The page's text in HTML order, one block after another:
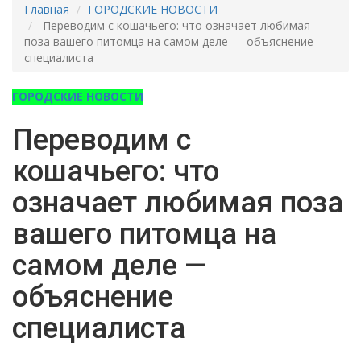
Главная
ГОРОДСКИЕ НОВОСТИ
Переводим с кошачьего: что означает любимая
поза вашего питомца на самом деле — объяснение
специалиста
ГОРОДСКИЕ НОВОСТИ
Переводим с
кошачьего: что
означает любимая поза
вашего питомца на
самом деле —
объяснение
специалиста